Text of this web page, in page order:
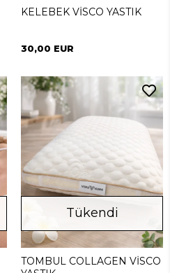
KELEBEK VİSCO YASTIK
30,00 EUR
Tükendi
TOMBUL COLLAGEN VİSCO